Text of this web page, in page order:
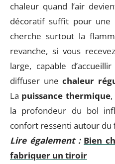
chaleur quand l’air
décoratif suffit pour une
cherche surtout la
revanche, si vous
large, capable
diffuser unechaleur
La puissance thermique,
la profondeur du bol
confort ressenti autour du
Lire également : Bien
fabriquer un tiroir